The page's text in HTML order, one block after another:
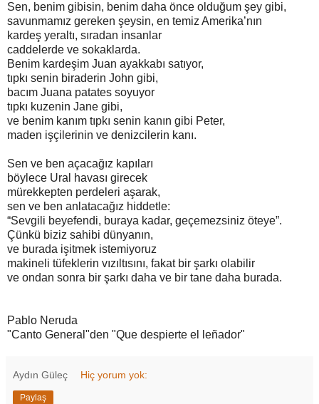
Sen, benim gibisin, benim daha önce olduğum şey gibi,
savunmamız gereken şeysin, en temiz Amerika’nın
kardeş yeraltı, sıradan insanlar
caddelerde ve sokaklarda.
Benim kardeşim Juan ayakkabı satıyor,
tıpkı senin biraderin John gibi,
bacım Juana patates soyuyor
tıpkı kuzenin Jane gibi,
ve benim kanım tıpkı senin kanın gibi Peter,
maden işçilerinin ve denizcilerin kanı.
Sen ve ben açacağız kapıları
böylece Ural havası girecek
mürekkepten perdeleri aşarak,
sen ve ben anlatacağız hiddetle:
“Sevgili beyefendi, buraya kadar, geçemezsiniz öteye”.
Çünkü biziz sahibi dünyanın,
ve burada işitmek istemiyoruz
makineli tüfeklerin vızıltısını, fakat bir şarkı olabilir
ve ondan sonra bir şarkı daha ve bir tane daha burada.
Pablo Neruda
"Canto General"den "Que despierte el leñador"
Aydın Güleç Hiç yorum yok:
Paylaş